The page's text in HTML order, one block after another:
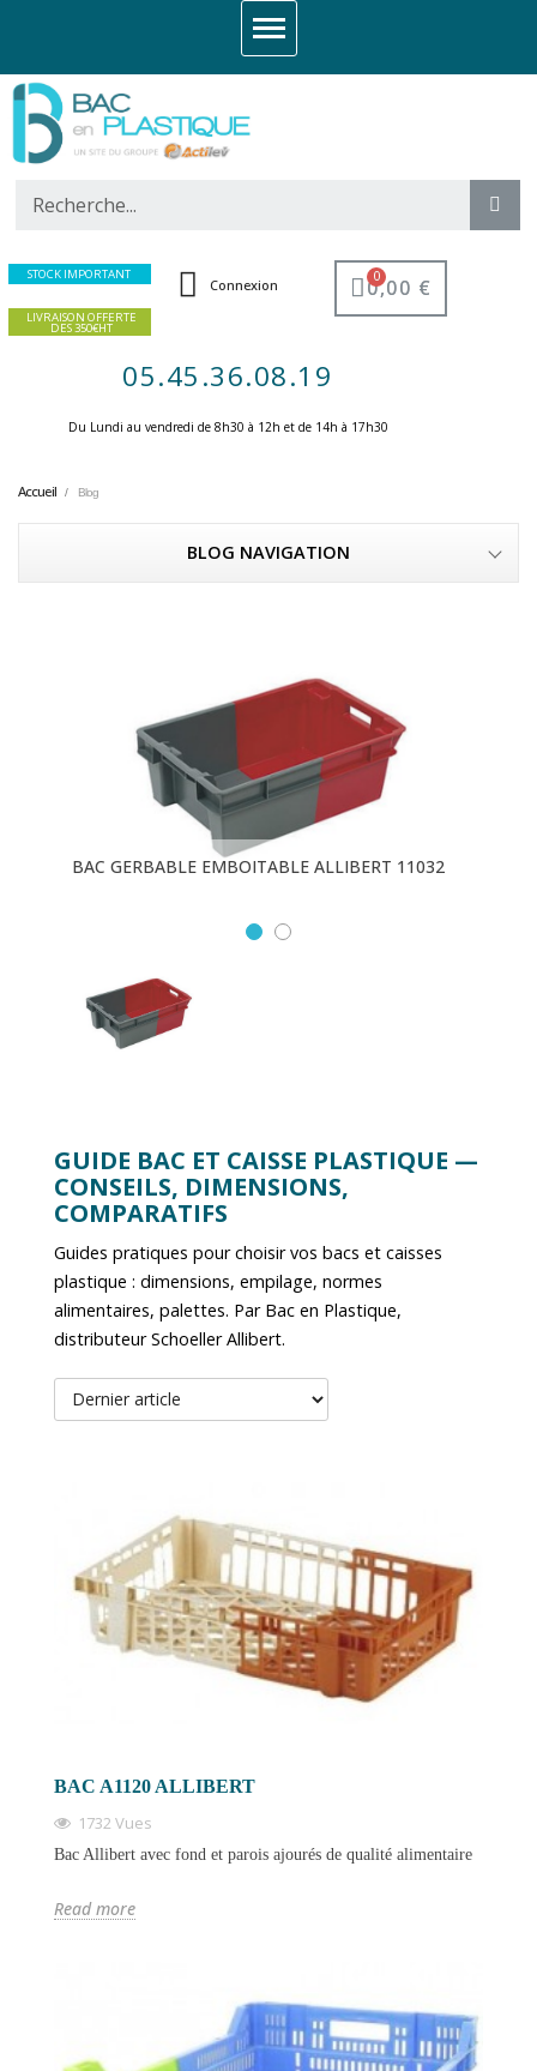
STOCK IMPORTANT
LIVRAISON OFFERTE
DES 350€HT
Connexion 0,00 €
05.45.36.08.19
Du Lundi au vendredi de 8h30 à 12h et de 14h à 17h30 ​
Accueil Blog
BLOG NAVIGATION
BAC GERBABLE EMBOITABLE ALLIBERT 11032
GUIDE BAC ET CAISSE PLASTIQUE —
CONSEILS, DIMENSIONS,
COMPARATIFS
Guides pratiques pour choisir vos bacs et caisses
plastique : dimensions, empilage, normes
alimentaires, palettes. Par Bac en Plastique,
distributeur Schoeller Allibert.
BAC A1120 ALLIBERT
1732 Vues
Bac Allibert avec fond et parois ajourés de qualité alimentaire
Read more